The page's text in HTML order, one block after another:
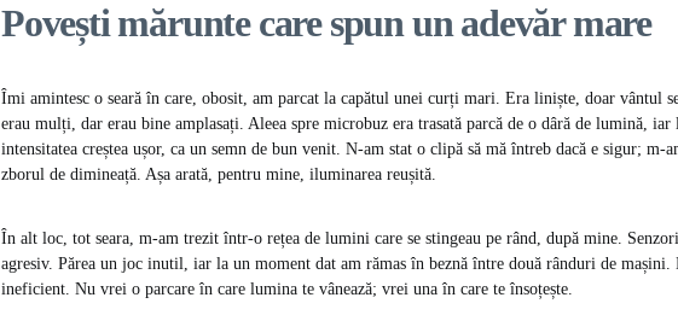
Povești mărunte care spun un adevăr mare
Îmi amintesc o seară în care, obosit, am parcat la capătul unei curți mari. Era liniște, doar vântul
erau mulți, dar erau bine amplasați. Aleea spre microbuz era trasată parcă de o dâră de lumină, iar
intensitatea creștea ușor, ca un semn de bun venit. N-am stat o clipă să mă întreb dacă e sigur; m-
zborul de dimineață. Așa arată, pentru mine, iluminarea reușită.
În alt loc, tot seara, m-am trezit într-o rețea de lumini care se stingeau pe rând, după mine.
agresiv. Părea un joc inutil, iar la un moment dat am rămas în beznă între două rânduri de mașini.
ineficient. Nu vrei o parcare în care lumina te vânează; vrei una în care te însoțește.